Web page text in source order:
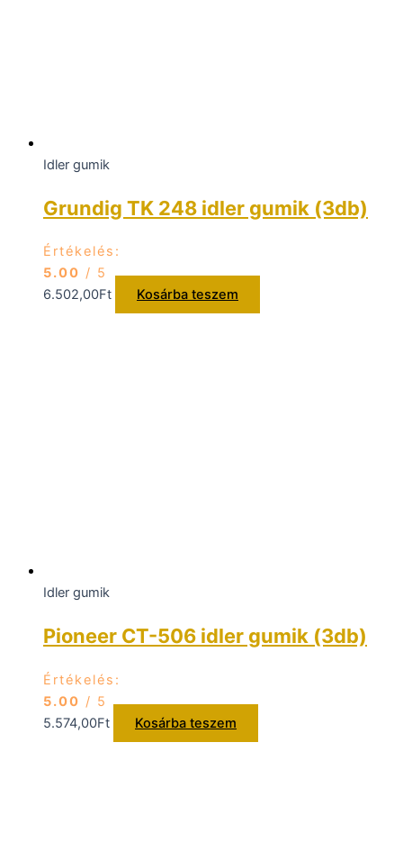
Idler gumik
Grundig TK 248 idler gumik (3db)
Értékelés:
5.00 / 5
6.502,00Ft Kosárba teszem
Idler gumik
Pioneer CT-506 idler gumik (3db)
Értékelés:
5.00 / 5
5.574,00Ft Kosárba teszem